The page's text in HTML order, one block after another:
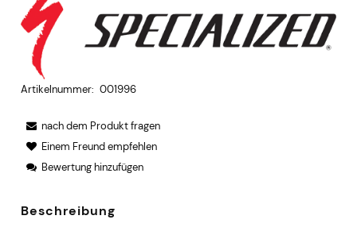
Artikelnummer: 001996
nach dem Produkt fragen
Einem Freund empfehlen
Bewertung hinzufügen
Beschreibung